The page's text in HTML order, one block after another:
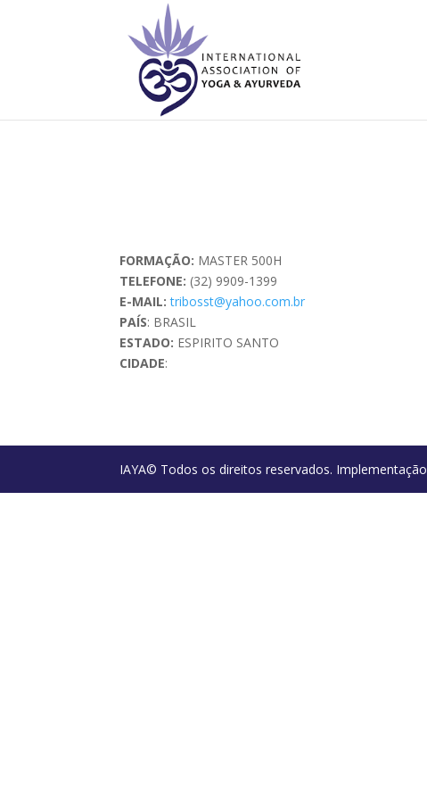
FORMAÇÃO: MASTER 500H
TELEFONE: (32) 9909-1399
E-MAIL: tribosst@yahoo.com.br
PAÍS: BRASIL
ESTADO: ESPIRITO SANTO
CIDADE:
IAYA© Todos os direitos reservados.